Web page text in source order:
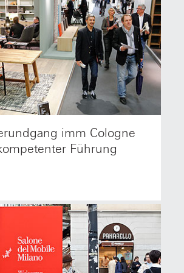
imm Cologne
Führung
treffen sich zum
Messerundgang« auf der
Möbelmesse Köln imm cologne